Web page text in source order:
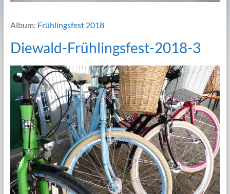
Album: Frühlingsfest 2018
Diewald-Frühlingsfest-2018-3